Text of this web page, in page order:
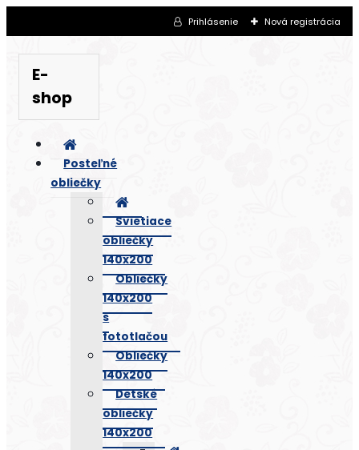
Prihlásenie Nová registrácia
E-
shop
Posteľné
obliečky
Svietiace
obliečky
140x200
Obliečky
140x200
s
fototlačou
Obliečky
140x200
Detské
obliečky
140x200